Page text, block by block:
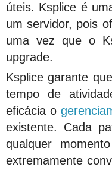
úteis. Ksplice é
um servidor, pois
uma vez que o
upgrade.
Ksplice garante
tempo de
eficácia o
existente. Cada
qualquer
extremamente